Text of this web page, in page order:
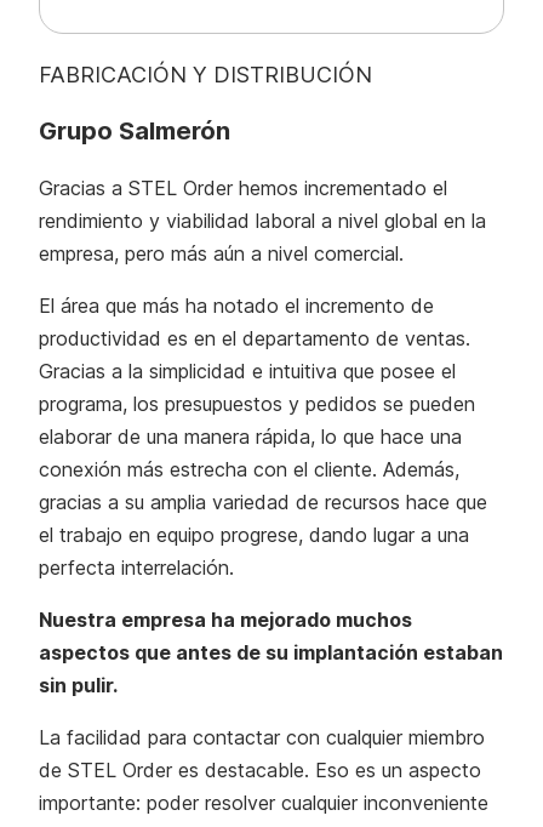
FABRICACIÓN Y DISTRIBUCIÓN
Grupo Salmerón
Gracias a STEL Order hemos incrementado el
rendimiento y viabilidad laboral a nivel global en la
empresa, pero más aún a nivel comercial.
El área que más ha notado el incremento de
productividad es en el departamento de ventas.
Gracias a la simplicidad e intuitiva que posee el
programa, los presupuestos y pedidos se pueden
elaborar de una manera rápida, lo que hace una
conexión más estrecha con el cliente. Además,
gracias a su amplia variedad de recursos hace que
el trabajo en equipo progrese, dando lugar a una
perfecta interrelación.
Nuestra empresa ha mejorado muchos
aspectos que antes de su implantación estaban
sin pulir.
La facilidad para contactar con cualquier miembro
de STEL Order es destacable. Eso es un aspecto
importante: poder resolver cualquier inconveniente